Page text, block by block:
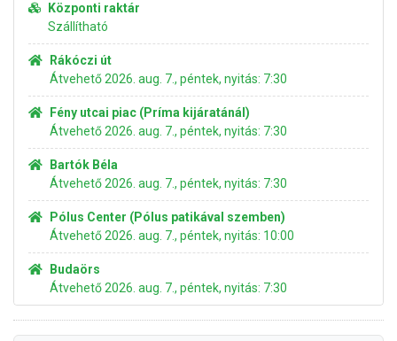
Központi raktár
Szállítható
Rákóczi út
Átvehető 2026. aug. 7., péntek, nyitás: 7:30
Fény utcai piac (Príma kijáratánál)
Átvehető 2026. aug. 7., péntek, nyitás: 7:30
Bartók Béla
Átvehető 2026. aug. 7., péntek, nyitás: 7:30
Pólus Center (Pólus patikával szemben)
Átvehető 2026. aug. 7., péntek, nyitás: 10:00
Budaörs
Átvehető 2026. aug. 7., péntek, nyitás: 7:30